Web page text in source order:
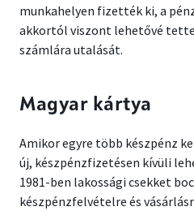
munkahelyen fizették ki, a
akkortól viszont lehetővé tette
számlára utalását.
Magyar kártya
Amikor egyre több készpénz
új, készpénzfizetésen kívüli
1981-ben lakossági csekket
készpénzfelvételre és